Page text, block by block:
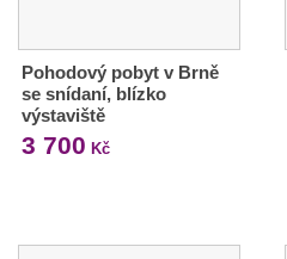
Pohodový pobyt v Brně
se snídaní, blízko
výstaviště
3 700 Kč